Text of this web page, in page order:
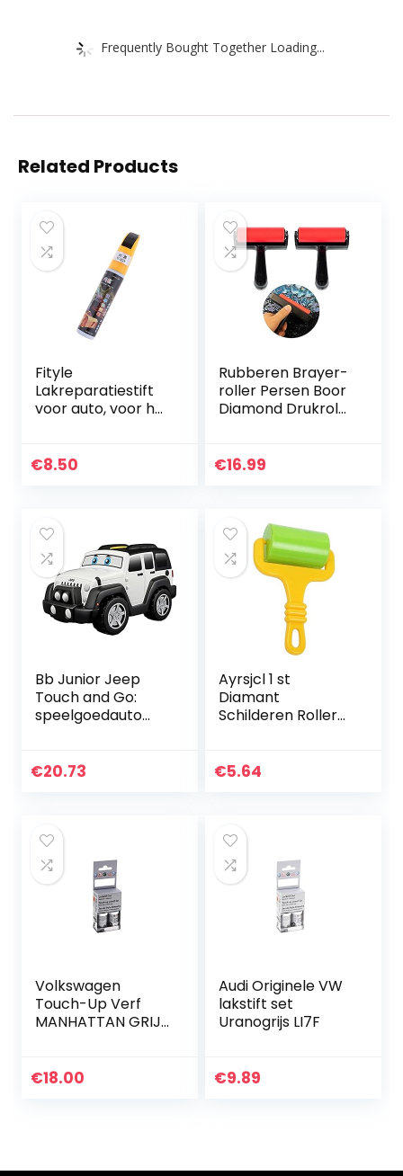
Frequently Bought Together Loading...
Related Products
Fityle
Lakreparatiestift
voor auto, voor het
krassen of
€8.50
Rubberen Brayer-
roller Persen Boor
Diamond Drukrol
Roller 5d Diamond
€16.99
Bb Junior Jeep
Touch and Go:
speelgoedauto
motorgeluiden,
€20.73
Ayrsjcl 1 st
Diamant
Schilderen Roller
Schilderen
Plastic…
€5.64
Volkswagen
Touch-Up Verf
MANHATTAN GRIJS
€18.00
Audi Originele VW
lakstift set
Uranogrijs LI7F
€9.89